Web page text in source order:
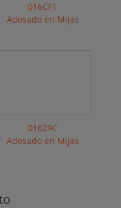
016CF1
Adosado en Mijas
01629C
Adosado en Mijas